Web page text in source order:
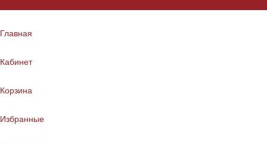
Главная
Кабинет
Корзина
Избранные